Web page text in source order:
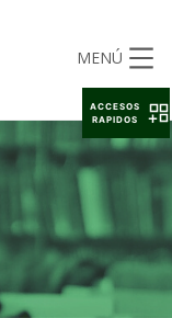
MENÚ
ACCESOS
RAPIDOS